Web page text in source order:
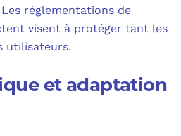
réglementations de
visent à protéger tant les
utilisateurs.
et adaptation